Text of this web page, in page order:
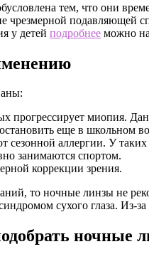
тем, что они
чрезмерной подавляющей
у детей подробнее можно
прогрессирует миопия.
еще в школьном
аллергии. У таких
занимаются спортом.
коррекции зрения.
то ночные линзы не
сухого глаза. Из-
ночные